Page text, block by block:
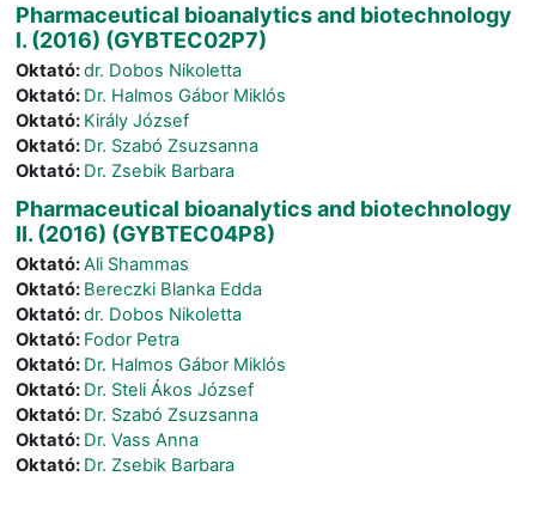
Pharmaceutical bioanalytics and biotechnology
I. (2016) (GYBTEC02P7)
Oktató:dr. Dobos Nikoletta
Oktató: Dr. Halmos Gábor Miklós
Oktató: Király József
Oktató: Dr. Szabó Zsuzsanna
Oktató: Dr. Zsebik Barbara
Pharmaceutical bioanalytics and biotechnology
II. (2016) (GYBTEC04P8)
Oktató:Ali Shammas
Oktató: Bereczki Blanka Edda
Oktató:dr. Dobos Nikoletta
Oktató: Fodor Petra
Oktató: Dr. Halmos Gábor Miklós
Oktató: Dr. Steli Ákos József
Oktató: Dr. Szabó Zsuzsanna
Oktató: Dr. Vass Anna
Oktató: Dr. Zsebik Barbara